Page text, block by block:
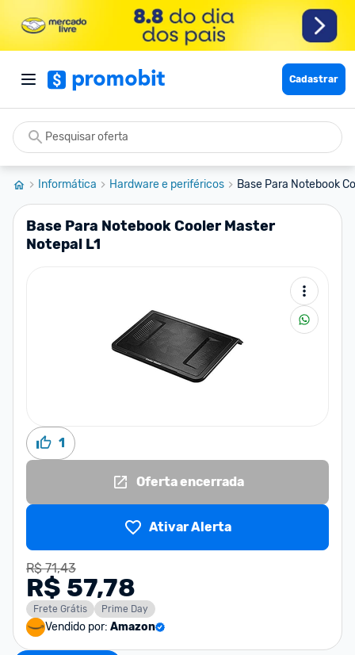
Cadastrar
Informática Hardware e periféricos Base Para Notebook
Base Para Notebook Cooler Master
Notepal L1
1
Oferta encerrada
Ativar Alerta
R$ 71,43
R$ 57,78
Frete Grátis Prime Day
Vendido por: Amazon